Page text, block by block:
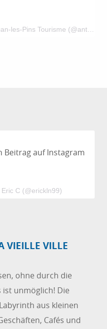
Beitrag auf Instagram
C (@erickln99)
VIEILLE VILLE
ohne durch die
ist unmöglich! Die
aus kleinen
Cafés und